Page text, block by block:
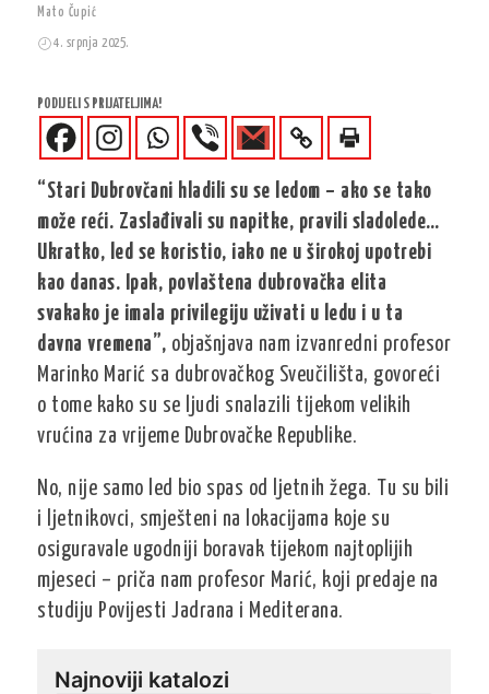
Mato Čupić
4. srpnja 2025.
PODIJELI S PRIJATELJIMA!
“Stari Dubrovčani hladili su se ledom – ako se tako
može reći. Zaslađivali su napitke, pravili sladolede…
Ukratko, led se koristio, iako ne u širokoj upotrebi
kao danas. Ipak, povlaštena dubrovačka elita
svakako je imala privilegiju uživati u ledu i u ta
davna vremena”, objašnjava nam izvanredni profesor
Marinko Marić sa dubrovačkog Sveučilišta, govoreći
o tome kako su se ljudi snalazili tijekom velikih
vrućina za vrijeme Dubrovačke Republike.
No, nije samo led bio spas od ljetnih žega. Tu su bili
i ljetnikovci, smješteni na lokacijama koje su
osiguravale ugodniji boravak tijekom najtoplijih
mjeseci – priča nam profesor Marić, koji predaje na
studiju Povijesti Jadrana i Mediterana.